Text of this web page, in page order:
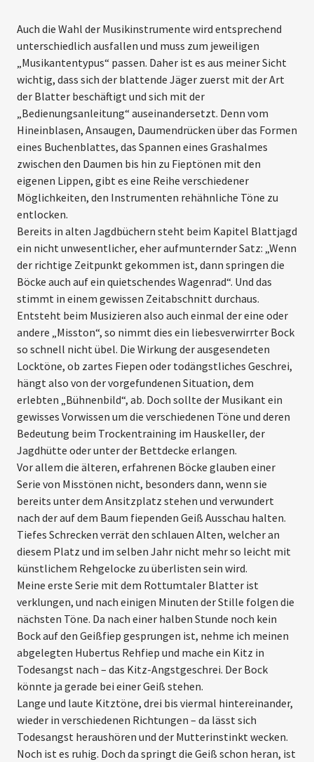
Auch die Wahl der Musikinstrumente wird entsprechend
unterschiedlich ausfallen und muss zum jeweiligen
„Musikantentypus“ passen. Daher ist es aus meiner Sicht
wichtig, dass sich der blattende Jäger zuerst mit der Art
der Blatter beschäftigt und sich mit der
„Bedienungsanleitung“ auseinandersetzt. Denn vom
Hineinblasen, Ansaugen, Daumendrücken über das Formen
eines Buchenblattes, das Spannen eines Grashalmes
zwischen den Daumen bis hin zu Fieptönen mit den
eigenen Lippen, gibt es eine Reihe verschiedener
Möglichkeiten, den Instrumenten rehähnliche Töne zu
entlocken.
Bereits in alten Jagdbüchern steht beim Kapitel Blattjagd
ein nicht unwesentlicher, eher aufmunternder Satz: „Wenn
der richtige Zeitpunkt gekommen ist, dann springen die
Böcke auch auf ein quietschendes Wagenrad“. Und das
stimmt in einem gewissen Zeitabschnitt durchaus.
Entsteht beim Musizieren also auch einmal der eine oder
andere „Misston“, so nimmt dies ein liebesverwirrter Bock
so schnell nicht übel. Die Wirkung der ausgesendeten
Locktöne, ob zartes Fiepen oder todängstliches Geschrei,
hängt also von der vorgefundenen Situation, dem
erlebten „Bühnenbild“, ab. Doch sollte der Musikant ein
gewisses Vorwissen um die verschiedenen Töne und deren
Bedeutung beim Trockentraining im Hauskeller, der
Jagdhütte oder unter der Bettdecke erlangen.
Vor allem die älteren, erfahrenen Böcke glauben einer
Serie von Miss­tönen nicht, besonders dann, wenn sie
bereits unter dem Ansitzplatz stehen und verwundert
nach der auf dem Baum fiependen Geiß Ausschau halten.
Tiefes Schrecken verrät den schlauen Alten, welcher an
diesem Platz und im selben Jahr nicht mehr so leicht mit
künstlichem Rehgelocke zu überlisten sein wird.
Meine erste Serie mit dem Rottumtaler Blatter ist
verklungen, und nach einigen Minuten der Stille folgen die
nächsten Töne. Da nach einer halben Stunde noch kein
Bock auf den Geißfiep gesprungen ist, nehme ich meinen
abgelegten Hubertus Rehfiep und mache ein Kitz in
Todesangst nach – das Kitz-Angstgeschrei. Der Bock
könnte ja gerade bei einer Geiß stehen.
Lange und laute Kitztöne, drei bis viermal hintereinander,
wieder in ver­schiedenen Richtungen – da lässt sich
Todesangst heraushören und der Mutterinstinkt wecken.
Noch ist es ruhig. Doch da springt die Geiß schon heran, ist